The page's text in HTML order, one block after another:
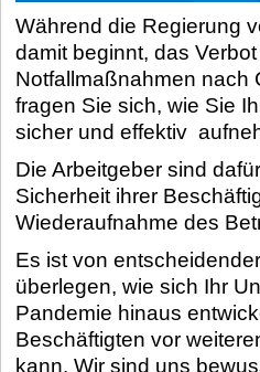
Während die Regierung
damit beginnt, das
Notfallmaßnahmen nach
fragen Sie sich, wie Sie
sicher und effektiv
Die Arbeitgeber sind
Sicherheit ihrer
Wiederaufnahme des
Es ist von
überlegen, wie sich Ihr
Pandemie hinaus
Beschäftigten vor
kann. Wir sind uns